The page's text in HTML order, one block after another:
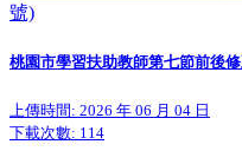
號)
桃園市學習扶助教師第七節前後
上傳時間: 2026 年 06 月 04 日
下載次數: 114